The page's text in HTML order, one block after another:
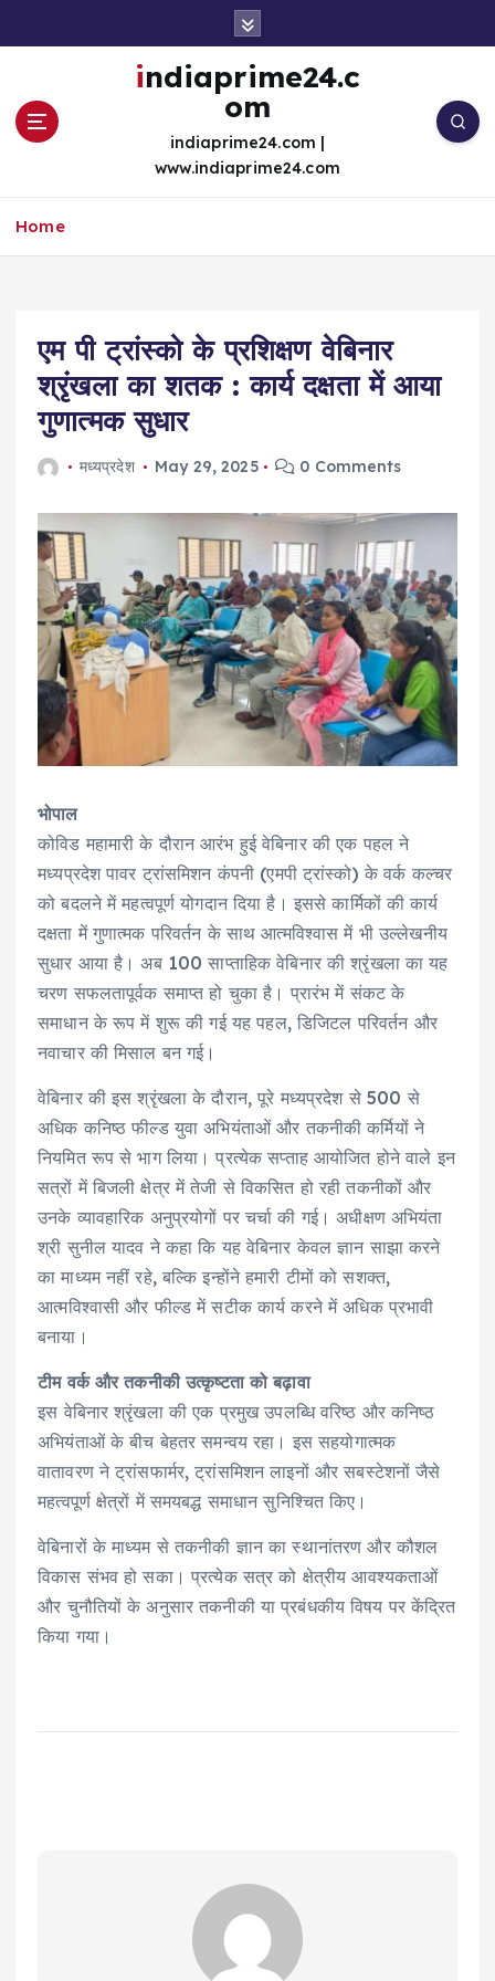
indiaprime24.c
om
indiaprime24.com |
www.indiaprime24.com
Home
एम पी ट्रांस्को के प्रशिक्षण वेबिनार
श्रृंखला का शतक : कार्य दक्षता में आया
गुणात्मक सुधार
मध्यप्रदेश May 29, 2025 0 Comments
भोपाल
कोविड महामारी के दौरान आरंभ हुई वेबिनार की एक पहल ने
मध्यप्रदेश पावर ट्रांसमिशन कंपनी (एमपी ट्रांस्को) के वर्क कल्चर
को बदलने में महत्वपूर्ण योगदान दिया है। इससे कार्मिकों की कार्य
दक्षता में गुणात्मक परिवर्तन के साथ आत्मविश्वास में भी उल्लेखनीय
सुधार आया है। अब 100 साप्ताहिक वेबिनार की श्रृंखला का यह
चरण सफलतापूर्वक समाप्त हो चुका है। प्रारंभ में संकट के
समाधान के रूप में शुरू की गई यह पहल, डिजिटल परिवर्तन और
नवाचार की मिसाल बन गई।
वेबिनार की इस श्रृंखला के दौरान, पूरे मध्यप्रदेश से 500 से
अधिक कनिष्ठ फील्ड युवा अभियंताओं और तकनीकी कर्मियों ने
नियमित रूप से भाग लिया। प्रत्येक सप्ताह आयोजित होने वाले इन
सत्रों में बिजली क्षेत्र में तेजी से विकसित हो रही तकनीकों और
उनके व्यावहारिक अनुप्रयोगों पर चर्चा की गई। अधीक्षण अभियंता
श्री सुनील यादव ने कहा कि यह वेबिनार केवल ज्ञान साझा करने
का माध्यम नहीं रहे, बल्कि इन्होंने हमारी टीमों को सशक्त,
आत्मविश्वासी और फील्ड में सटीक कार्य करने में अधिक प्रभावी
बनाया।
टीम वर्क और तकनीकी उत्कृष्टता को बढ़ावा
इस वेबिनार श्रृंखला की एक प्रमुख उपलब्धि वरिष्ठ और कनिष्ठ
अभियंताओं के बीच बेहतर समन्वय रहा। इस सहयोगात्मक
वातावरण ने ट्रांसफार्मर, ट्रांसमिशन लाइनों और सबस्टेशनों जैसे
महत्वपूर्ण क्षेत्रों में समयबद्ध समाधान सुनिश्चित किए।
वेबिनारों के माध्यम से तकनीकी ज्ञान का स्थानांतरण और कौशल
विकास संभव हो सका। प्रत्येक सत्र को क्षेत्रीय आवश्यकताओं
और चुनौतियों के अनुसार तकनीकी या प्रबंधकीय विषय पर केंद्रित
किया गया।